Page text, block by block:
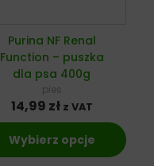
Purina NF Renal
Function – puszka
dla psa 400g
pies
14,99 zł z VAT
Wybierz opcje